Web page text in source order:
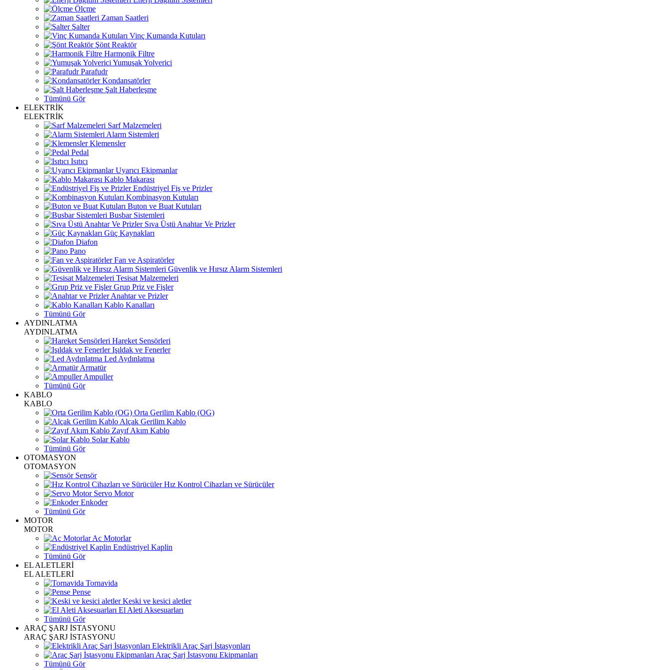
Ölçme
Zaman Saatleri
Şalter
Vinç Kumanda Kutuları
Şönt Reaktör
Harmonik Filtre
Yumuşak Yolverici
Parafudr
Kondansatörler
Şalt Haberleşme
Tümünü Gör
ELEKTRİK
ELEKTRİK
Sarf Malzemeleri
Alarm Sistemleri
Klemensler
Pedal
Isıtıcı
Uyarıcı Ekipmanlar
Kablo Makarası
Endüstriyel Fiş ve Prizler
Kombinasyon Kutuları
Buton ve Buat Kutuları
Busbar Sistemleri
Sıva Üstü Anahtar Ve Prizler
Güç Kaynakları
Diafon
Pano
Fan ve Aspiratörler
Güvenlik ve Hırsız Alarm Sistemleri
Tesisat Malzemeleri
Grup Priz ve Fişler
Anahtar ve Prizler
Kablo Kanalları
Tümünü Gör
AYDINLATMA
AYDINLATMA
Hareket Sensörleri
Işıldak ve Fenerler
Led Aydınlatma
Armatür
Ampuller
Tümünü Gör
KABLO
KABLO
Orta Gerilim Kablo (OG)
Alçak Gerilim Kablo
Zayıf Akım Kablo
Solar Kablo
Tümünü Gör
OTOMASYON
OTOMASYON
Sensör
Hız Kontrol Cihazları ve Sürücüler
Servo Motor
Enkoder
Tümünü Gör
MOTOR
MOTOR
Ac Motorlar
Endüstriyel Kaplin
Tümünü Gör
EL ALETLERİ
EL ALETLERİ
Tornavida
Pense
Keski ve kesici aletler
El Aleti Aksesuarları
Tümünü Gör
ARAÇ ŞARJ İSTASYONU
ARAÇ ŞARJ İSTASYONU
Elektrikli Araç Şarj İstasyonları
Araç Şarj İstasyonu Ekipmanları
Tümünü Gör